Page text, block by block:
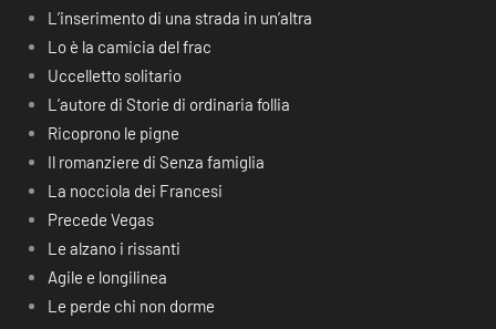
L’inserimento di una strada in un’altra
Lo è la camicia del frac
Uccelletto solitario
L’autore di Storie di ordinaria follia
Ricoprono le pigne
Il romanziere di Senza famiglia
La nocciola dei Francesi
Precede Vegas
Le alzano i rissanti
Agile e longilinea
Le perde chi non dorme